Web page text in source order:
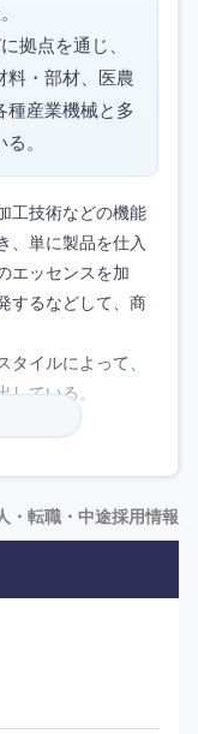
拠点を通じ、
料・部材、医農
種産業機械と多
。
工技術などの機能
、単に製品を仕入
エッセンスを加
するなどして、商
タイルによって、
している。
ることも特徴。
フリーアドレス制
着用も可能なドレ
ズ着用）を導入す
・転職・中途採用情報